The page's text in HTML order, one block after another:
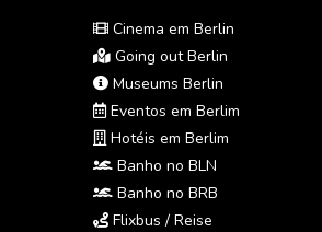
Cinema em Berlin
Going out Berlin
Museums Berlin
Eventos em Berlim
Hotéis em Berlim
Banho no BLN
Banho no BRB
Flixbus / Reise